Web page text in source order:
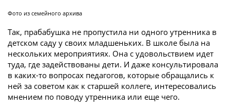
Фото из семейного архива
Так, прабабушка не пропустила ни одного утренника в
детском саду у своих младшеньких. В школе была на
нескольких мероприятиях. Она с удовольствием идет
туда, где задействованы дети. И даже консультировала
в каких-то вопросах педагогов, которые обращались к
ней за советом как к старшей коллеге, интересовались
мнением по поводу утренника или еще чего.